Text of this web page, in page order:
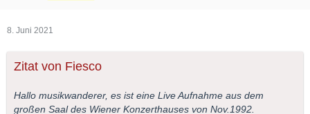
8. Juni 2021
Zitat von Fiesco
Hallo musikwanderer, es ist eine Live Aufnahme aus dem
großen Saal des Wiener Konzerthauses von Nov.1992.